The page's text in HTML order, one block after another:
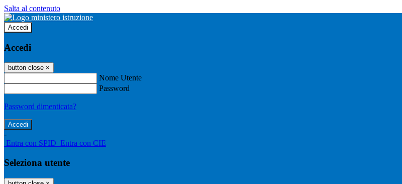
Salta al contenuto
Accedi
Accedi
button close ×
Nome Utente
Password
Password dimenticata?
-
Entra con SPID Entra con CIE
Seleziona utente